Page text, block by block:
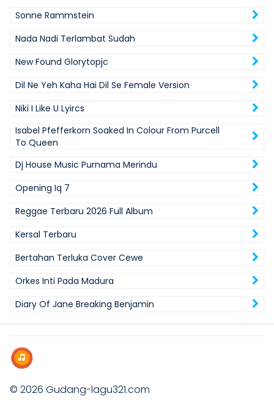
Sonne Rammstein
Nada Nadi Terlambat Sudah
New Found Glorytopjc
Dil Ne Yeh Kaha Hai Dil Se Female Version
Niki I Like U Lyircs
Isabel Pfefferkorn Soaked In Colour From Purcell
To Queen
Dj House Music Purnama Merindu
Opening Iq 7
Reggae Terbaru 2026 Full Album
Kersal Terbaru
Bertahan Terluka Cover Cewe
Orkes Inti Pada Madura
Diary Of Jane Breaking Benjamin
© 2026 Gudang-lagu321.com